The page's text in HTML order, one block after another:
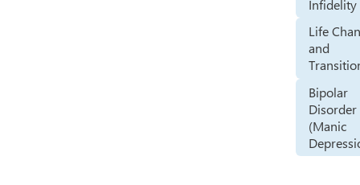
Infidelity
Life
and
Bipolar
Disorder
(Manic